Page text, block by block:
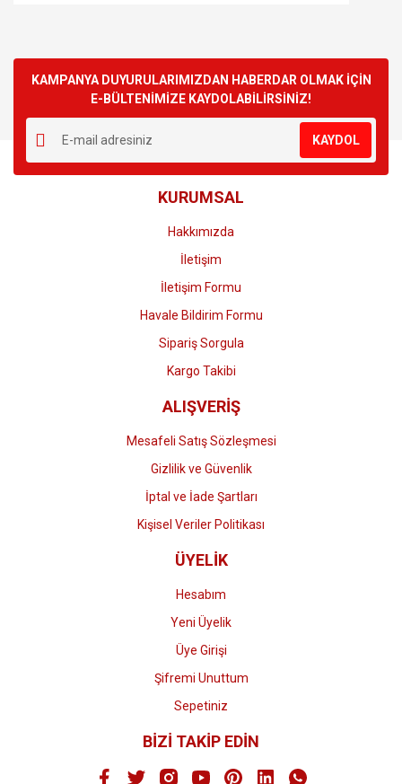
KAMPANYA DUYURULARIMIZDAN HABERDAR OLMAK İÇİN
E-BÜLTENİMİZE KAYDOLABİLİRSİNİZ!
KAYDOL
KURUMSAL
Hakkımızda
İletişim
İletişim Formu
Havale Bildirim Formu
Sipariş Sorgula
Kargo Takibi
ALIŞVERİŞ
Mesafeli Satış Sözleşmesi
Gizlilik ve Güvenlik
İptal ve İade Şartları
Kişisel Veriler Politikası
ÜYELİK
Hesabım
Yeni Üyelik
Üye Girişi
Şifremi Unuttum
Sepetiniz
BİZİ TAKİP EDİN